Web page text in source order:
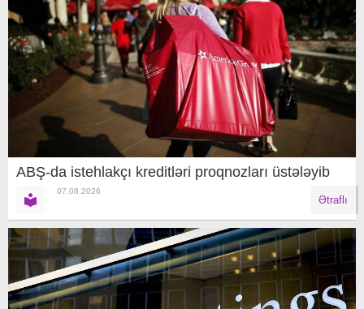
ABŞ-da istehlakçı kreditləri proqnozları üstələyib
07.08.2026
Ətraflı